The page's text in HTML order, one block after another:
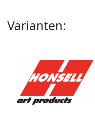
Varianten: